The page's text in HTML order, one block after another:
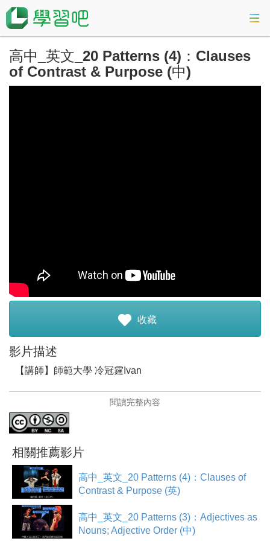
課程總覽
註冊加入
高中_英文_20 Patterns (4)：Clauses
of Contrast & Purpose (中)
收藏
影片描述
【講師】師範大學 冷冠霆Ivan
來自國立台灣師範大學英語系的Ivan最愛打籃球。平常除
了上課和運動之外，很喜歡陪陪家人，跟朋友一起出去玩
樂、跑活動和認識新朋友。希望讓大家看到英文有趣的一
面!
【影片簡介】
[The Scarves 第四集] 失去夥伴線索的英雄們，只好向聰
明的博士求救，終於把目標鎖定在兩個城市，英雄決定分
閱讀完整內容
相關推薦影片
高中_英文_20 Patterns (4)：Clauses of
Contrast & Purpose (英)
高中_英文_20 Patterns (3)：Adjectives as
Nouns; Adjective Order (中)